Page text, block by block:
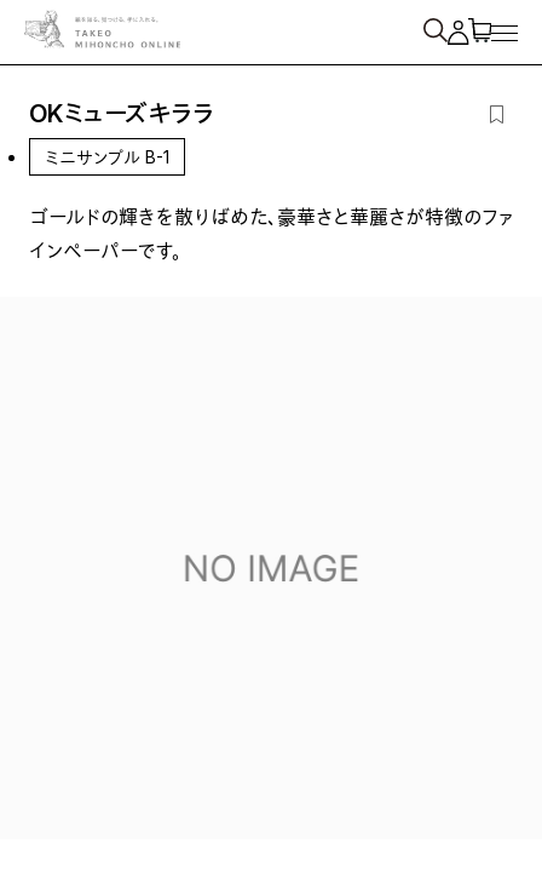
紙を検索
OKミューズキララ
ミニサンプル B-1
ゴールドの輝きを散りばめた、豪華さと華麗さが特徴のファ
インペーパーです。